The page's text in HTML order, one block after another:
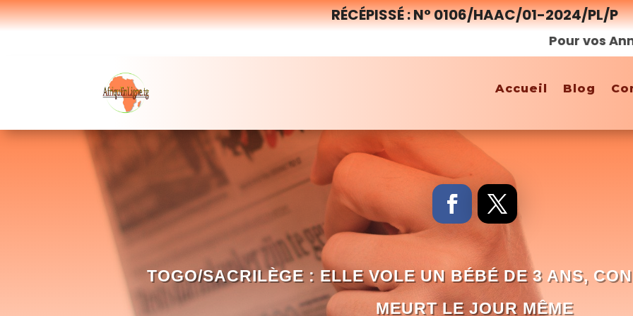
RÉCÉPISSÉ : N° 0106/HAAC/01-2024/PL/P
Pour vos
Accueil Blog
TOGO/SACRILÈGE : ELLE VOLE UN BÉBÉ DE 3 ANS,
MEURT LE JOUR MÊME